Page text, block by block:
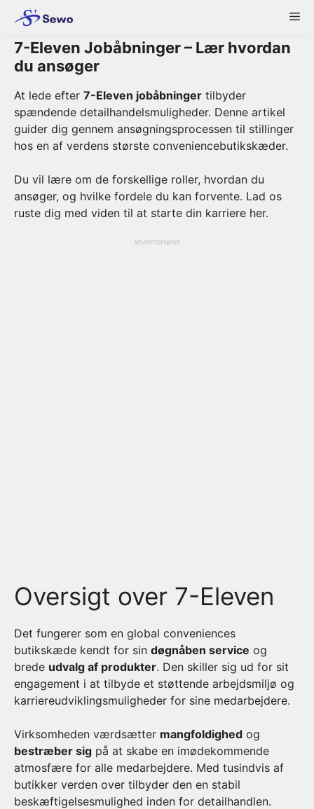
content
7-Eleven Jobåbninger – Lær hvordan
du ansøger
At lede efter 7-Eleven jobåbninger tilbyder
spændende detailhandelsmuligheder. Denne artikel
guider dig gennem ansøgningsprocessen til stillinger
hos en af verdens største conveniencebutikskæder.
Du vil lære om de forskellige roller, hvordan du
ansøger, og hvilke fordele du kan forvente. Lad os
ruste dig med viden til at starte din karriere her.
ADVERTISEMENT
Oversigt over 7-Eleven
Det fungerer som en global conveniences
butikskæde kendt for sin døgnåben service og
brede udvalg af produkter. Den skiller sig ud for sit
engagement i at tilbyde et støttende arbejdsmiljø og
karriereudviklingsmuligheder for sine medarbejdere.
Virksomheden værdsætter mangfoldighed og
bestræber sig på at skabe en imødekommende
atmosfære for alle medarbejdere. Med tusindvis af
butikker verden over tilbyder den en stabil
beskæftigelsesmulighed inden for detailhandlen.